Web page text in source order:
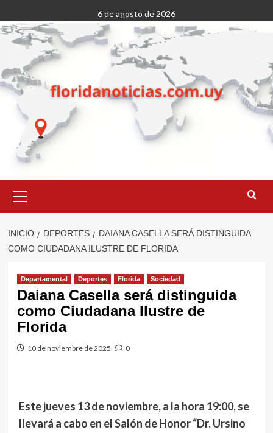
al
contenido
6 de agosto de 2026
primario
INICIO DEPORTES
DAIANA CASELLA SERÁ DISTINGUIDA
COMO CIUDADANA ILUSTRE DE FLORIDA
Departamental Deportes Florida Sociedad
Daiana Casella será distinguida
como Ciudadana Ilustre de
Florida
10 de noviembre de 2025 0
Este jueves 13 de noviembre, a la hora 19:00, se
llevará a cabo en el Salón de Honor “Dr. Ursino